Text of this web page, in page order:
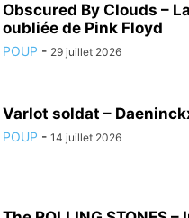
Obscured By Clouds –
oubliée de Pink Floyd
POUP - 29 juillet 2026
Varlot soldat –
POUP - 14 juillet 2026